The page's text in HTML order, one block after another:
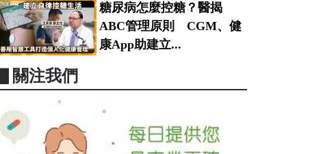
糖尿病怎麼控糖？醫揭
ABC管理原則 CGM、健
康App助建立...
▋關注我們